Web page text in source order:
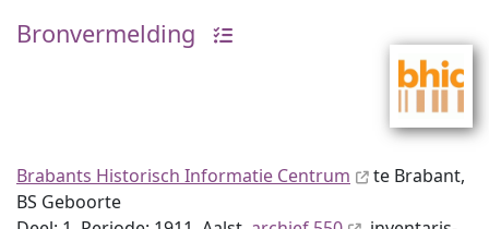
Bronvermelding
Brabants Historisch Informatie Centrum
te Brabant,
BS Geboorte